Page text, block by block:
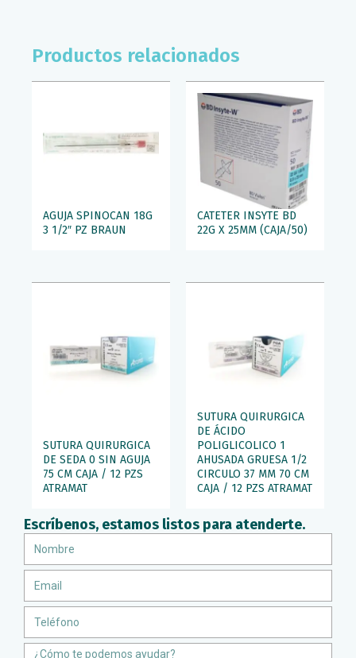
Escríbenos, estamos listos para atenderte.
Message
Productos relacionados
AGUJA SPINOCAN 18G
3 1/2″ PZ BRAUN
CATETER INSYTE BD
22G X 25MM (CAJA/50)
SUTURA QUIRURGICA
DE SEDA 0 SIN AGUJA
75 CM CAJA / 12 PZS
ATRAMAT
SUTURA QUIRURGICA
DE ÁCIDO
POLIGLICOLICO 1
AHUSADA GRUESA 1/2
CIRCULO 37 MM 70 CM
CAJA / 12 PZS ATRAMAT